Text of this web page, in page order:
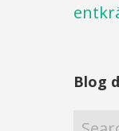
Blog